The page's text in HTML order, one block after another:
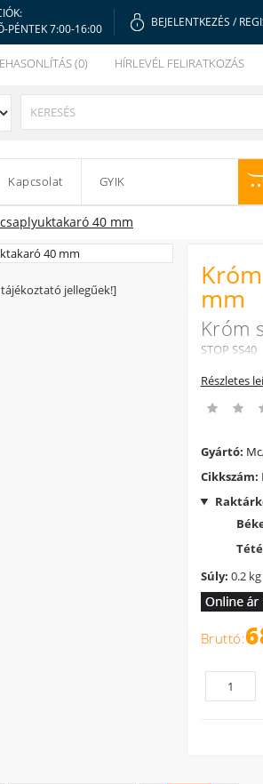
PÉNTEK 7:00-16:00
BEJELENTKEZÉS /
(0) HÍRLEVÉL FELIRATKOZÁS
Kapcsolat GYIK
40 mm
jellegűek!] mm
Króm
STOP SS40
Részletes
Gyártó:
Cikkszám:
Súly: 0.2 kg